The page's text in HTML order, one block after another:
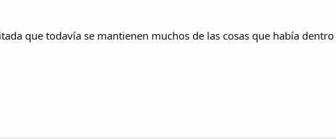
que todavía se mantienen muchos de las cosas que había